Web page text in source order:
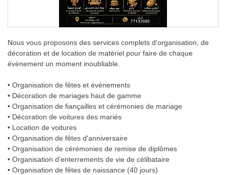
Nous vous proposons des services complets d'organisation, de
décoration et de location de matériel pour faire de chaque
événement un moment inoubliable.
• Organisation de fêtes et événements
• Décoration de mariages haut de gamme
• Organisation de fiançailles et cérémonies de mariage
• Décoration de voitures des mariés
• Location de voitures
• Organisation de fêtes d'anniversaire
• Organisation de cérémonies de remise de diplômes
• Organisation d'enterrements de vie de célibataire
• Organisation de fêtes de naissance (40 jours)